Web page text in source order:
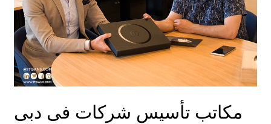
مكاتب تأسيس شركات فى دبى